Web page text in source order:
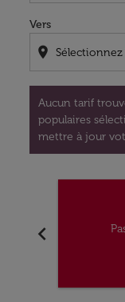
Vers
location_on
Aucun tarif
populaires
mettre à jour
chevron_left